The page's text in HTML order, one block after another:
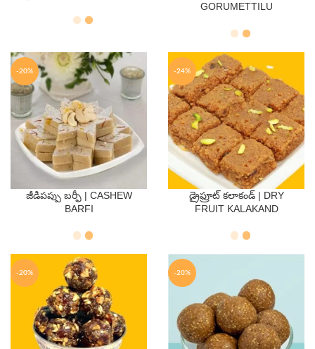
500 Gms
GORUMETTILU
-20%
QTY
జీడిపప్పు బర్ఫీ | CASHEW
BARFI
-24%
QTY
డ్రైఫ్రూట్ కలాకండ్ | DRY
FRUIT KALAKAND
-20% -20%